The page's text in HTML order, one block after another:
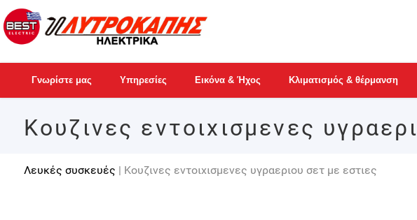
Γνωρίστε μας Υπηρεσίες Εικόνα & Ήχος Κλιματισμός & θέρμανση
Κουζινες εντοιχισμενες
Λευκές συσκευές | Κουζινες εντοιχισμενες υγραεριου σετ με εστιες